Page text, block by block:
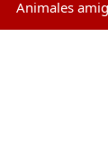
Animales